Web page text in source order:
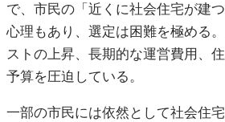
で、市民の「近くに社会住宅が建
心理もあり、選定は困難を極める
ストの上昇、長期的な運営費用、
予算を圧迫している。
一部の市民には依然として社会住